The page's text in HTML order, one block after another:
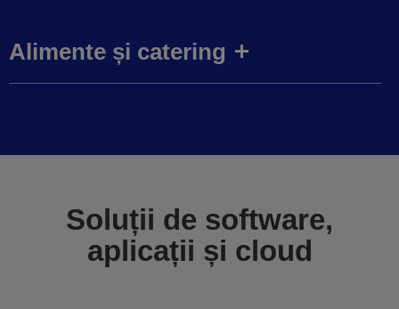
Alimente și catering
Soluții de software,
aplicații și cloud